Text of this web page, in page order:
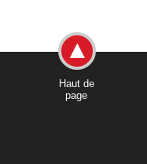
Haut de
page